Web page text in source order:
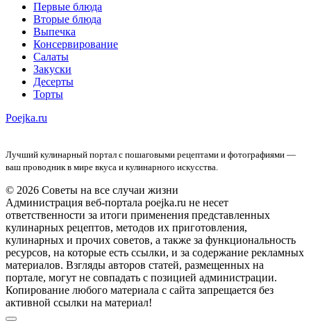
Первые блюда
Вторые блюда
Выпечка
Консервирование
Салаты
Закуски
Десерты
Торты
Poejka.ru
Лучший кулинарный портал с пошаговыми рецептами и фотографиями —
ваш проводник в мире вкуса и кулинарного искусства.
© 2026 Советы на все случаи жизни
Администрация веб-портала poejka.ru не несет
ответственности за итоги применения представленных
кулинарных рецептов, методов их приготовления,
кулинарных и прочих советов, а также за функциональность
ресурсов, на которые есть ссылки, и за содержание рекламных
материалов. Взгляды авторов статей, размещенных на
портале, могут не совпадать с позицией администрации.
Копирование любого материала с сайта запрещается без
активной ссылки на материал!